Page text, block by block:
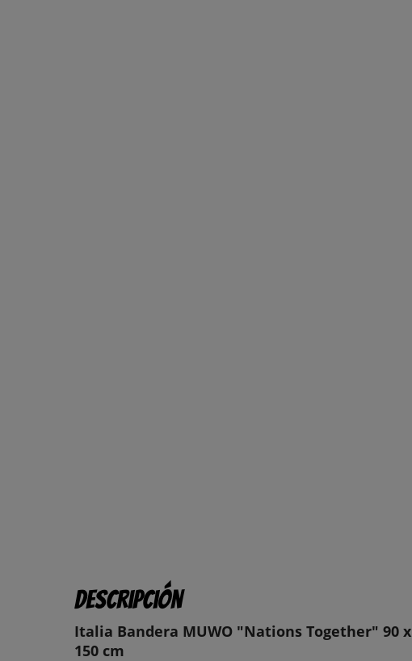
Descripción
Italia Bandera MUWO "Nations Together" 90 x
150 cm